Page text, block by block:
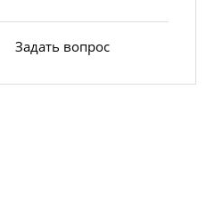
Задать вопрос